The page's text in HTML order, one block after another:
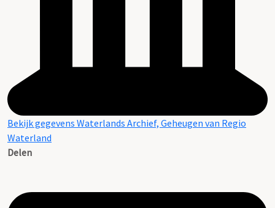
Bekijk gegevens Waterlands Archief, Geheugen van Regio
Waterland
Delen